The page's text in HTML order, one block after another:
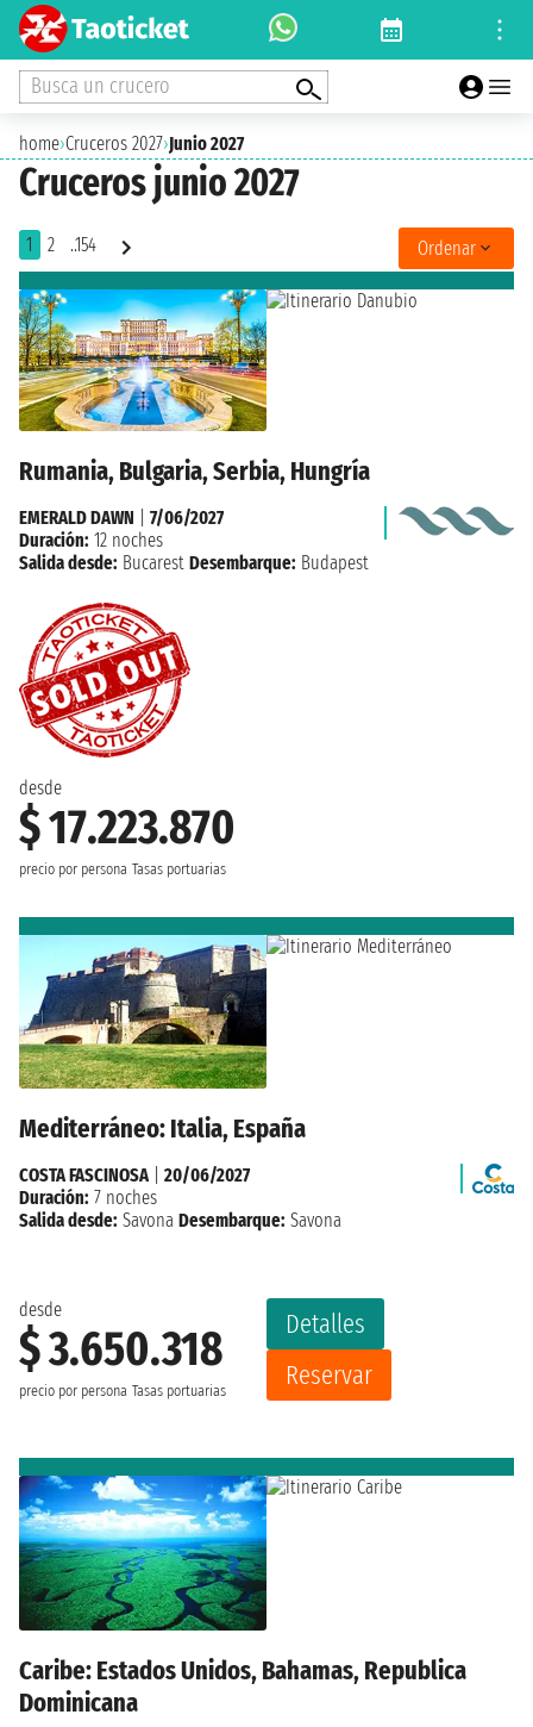
Busca un crucero
home›Cruceros 2027›Junio 2027
Cruceros junio 2027
1 2 ..154 Ordenar
Rumania, Bulgaria, Serbia, Hungría
desde
$ 17.223.870
precio por persona Tasas portuarias
EMERALD DAWN
7/06/2027
Duración: 12 noches
Salida desde: Bucarest Desembarque: Budapest
Mediterráneo: Italia, España
desde
$ 3.650.318
precio por persona Tasas portuarias
Detalles
Reservar
COSTA FASCINOSA| 20/06/2027
Duración: 7 noches
Salida desde: Savona Desembarque: Savona
Caribe: Estados Unidos, Bahamas, Republica
Dominicana